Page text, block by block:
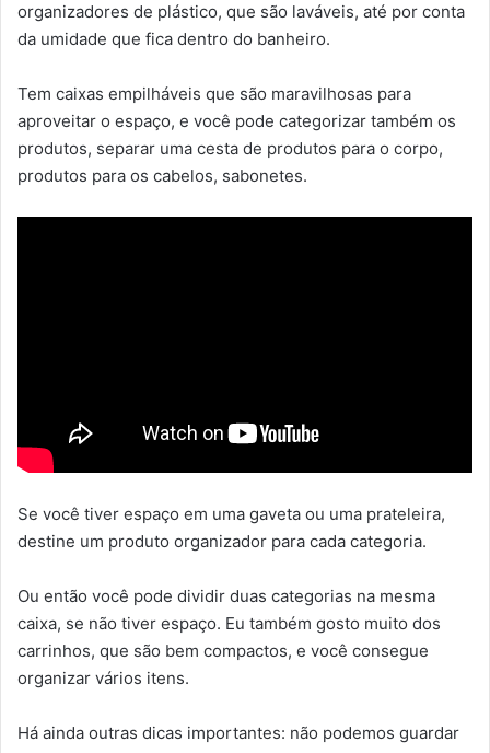
organizadores de plástico, que são laváveis, até por conta
da umidade que fica dentro do banheiro.
Tem caixas empilháveis que são maravilhosas para
aproveitar o espaço, e você pode categorizar também os
produtos, separar uma cesta de produtos para o corpo,
produtos para os cabelos, sabonetes.
Se você tiver espaço em uma gaveta ou uma prateleira,
destine um produto organizador para cada categoria.
Ou então você pode dividir duas categorias na mesma
caixa, se não tiver espaço. Eu também gosto muito dos
carrinhos, que são bem compactos, e você consegue
organizar vários itens.
Há ainda outras dicas importantes: não podemos guardar